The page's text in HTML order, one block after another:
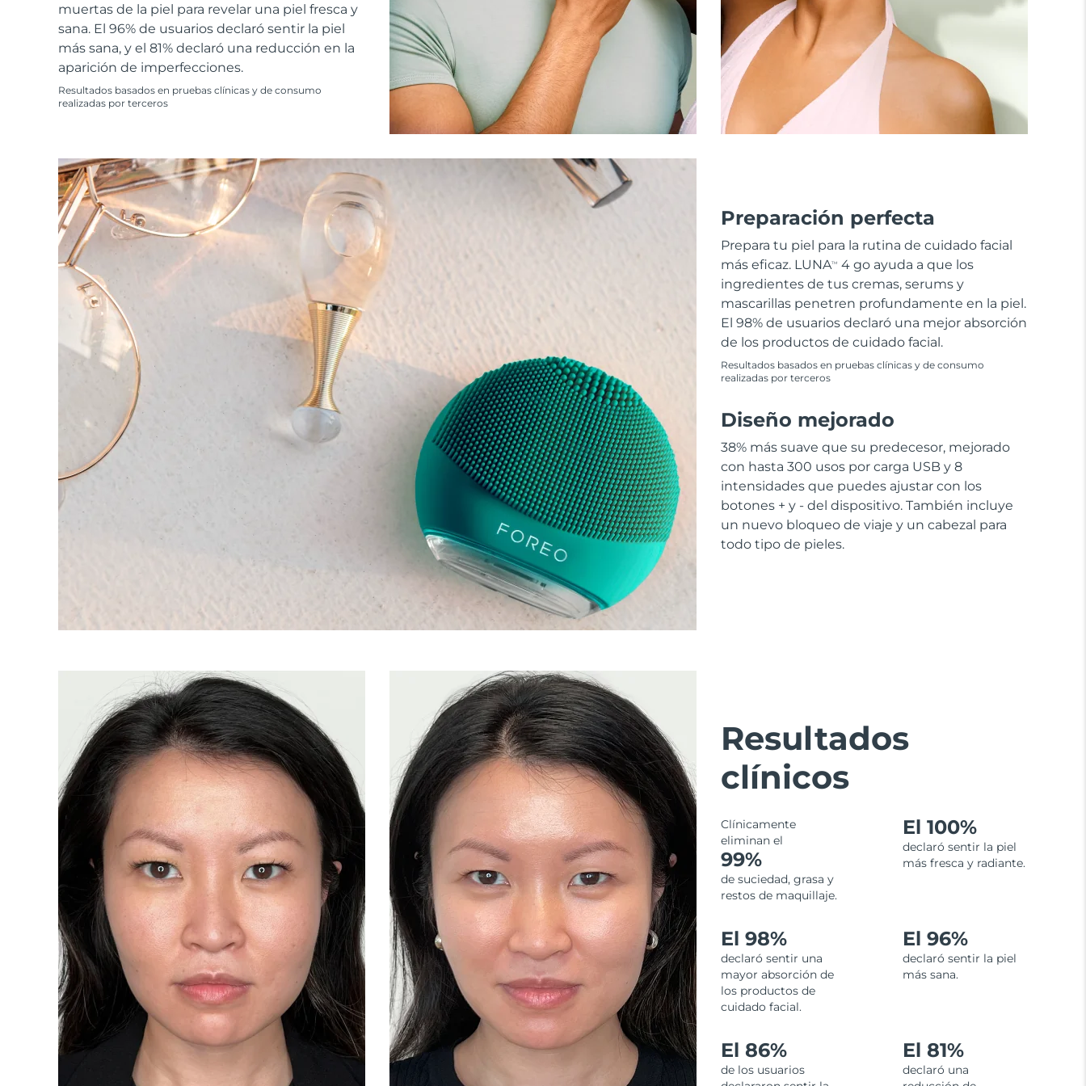
muertas de la piel para revelar una piel fresca y
sana. El 96% de usuarios declaró sentir la piel
más sana, y el 81% declaró una reducción en la
aparición de imperfecciones.
Resultados basados en pruebas clínicas y de consumo
realizadas por terceros
Preparación perfecta
Prepara tu piel para la rutina de cuidado facial
más eficaz. LUNATM
4 go ayuda a que los
ingredientes de tus cremas, serums y
mascarillas penetren profundamente en la piel.
El 98% de usuarios declaró una mejor absorción
de los productos de cuidado facial.
Resultados basados en pruebas clínicas y de consumo
realizadas por terceros
Diseño mejorado
38% más suave que su predecesor, mejorado
con hasta 300 usos por carga USB y 8
intensidades que puedes ajustar con los
botones + y - del dispositivo. También incluye
un nuevo bloqueo de viaje y un cabezal para
todo tipo de pieles.
Resultados
clínicos
Clínicamente
eliminan el
99%
de suciedad, grasa y
restos de maquillaje.
El 100%
declaró sentir la piel
más fresca y radiante.
El 98%
declaró sentir una
mayor absorción de
los productos de
cuidado facial.
El 96%
declaró sentir la piel
más sana.
El 86%
de los usuarios
El 81%
declaró una
All acne treatment devices
All revitalizing eye massagers
Cuidado de la piel KIWI™
Advanced pore care essentials
Serum
For healthy hair
issa™ Teeth Whitening Gel
18% PAP
Cosméticos Hombres
FOREO APP
ACERCA DE